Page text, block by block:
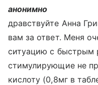
анонимно
дравствуйте Анна
вам за ответ. Меня
ситуацию с быстрым
стимулирующие не
кислоту (0,8мг в